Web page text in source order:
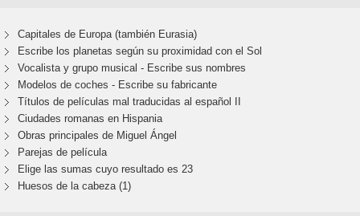
Capitales de Europa (también Eurasia)
Escribe los planetas según su proximidad con el Sol
Vocalista y grupo musical - Escribe sus nombres
Modelos de coches - Escribe su fabricante
Títulos de películas mal traducidas al español II
Ciudades romanas en Hispania
Obras principales de Miguel Ángel
Parejas de película
Elige las sumas cuyo resultado es 23
Huesos de la cabeza (1)